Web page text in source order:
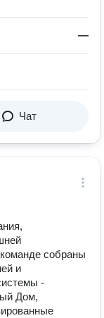
—
Чат
собраны
и
-
Дом,